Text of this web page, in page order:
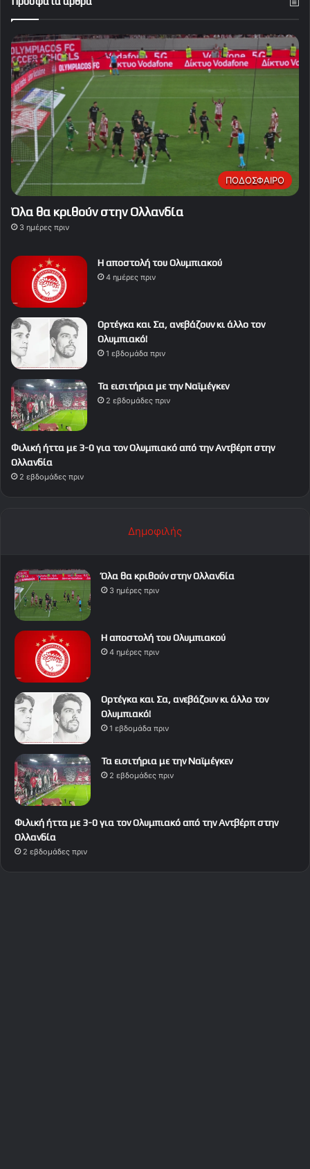
ΠΟΔΟΣΦΑΙΡΟ
Όλα θα κριθούν στην Ολλανδία
3 ημέρες πριν
Η αποστολή του Ολυμπιακού
4 ημέρες πριν
Ορτέγκα και Σα, ανεβάζουν κι άλλο τον
Ολυμπιακό!
1 εβδομάδα πριν
Τα εισιτήρια με την Ναϊμέγκεν
2 εβδομάδες πριν
Φιλική ήττα με 3-0 για τον Ολυμπιακό από την Αντβέρπ στην
Ολλανδία
2 εβδομάδες πριν
Δημοφιλής
Όλα θα κριθούν στην Ολλανδία
3 ημέρες πριν
Η αποστολή του Ολυμπιακού
4 ημέρες πριν
Ορτέγκα και Σα, ανεβάζουν κι άλλο τον
Ολυμπιακό!
1 εβδομάδα πριν
Τα εισιτήρια με την Ναϊμέγκεν
2 εβδομάδες πριν
Φιλική ήττα με 3-0 για τον Ολυμπιακό από την Αντβέρπ στην
Ολλανδία
2 εβδομάδες πριν